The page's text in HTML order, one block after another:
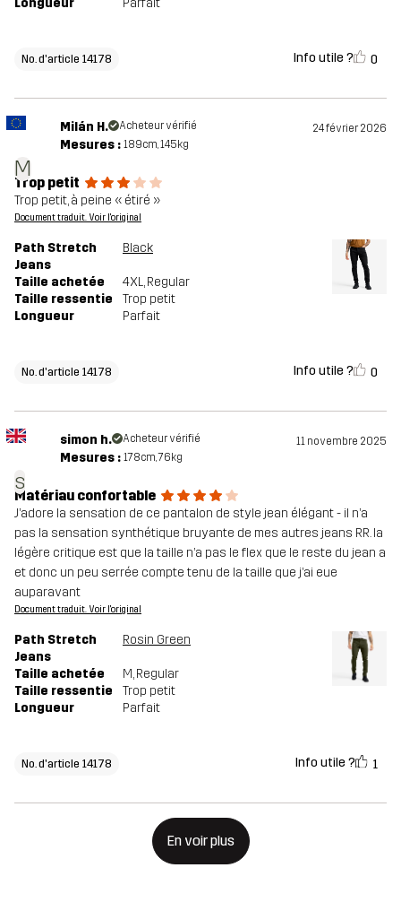
No. d'article 14178 Info utile ? 0
M
Milán H. Acheteur vérifié 24 février 2026
Mesures : 189cm, 145kg
Trop petit
Trop petit, à peine « étiré »
Document traduit. Voir l'original
Path Stretch
Jeans
Black
Taille achetée 4XL, Regular
Taille ressentie
Trop petit
Longueur
Parfait
No. d'article 14178 Info utile ? 0
s
simon h. Acheteur vérifié 11 novembre 2025
Mesures : 178cm, 76kg
Matériau confortable
J’adore la sensation de ce pantalon de style jean élégant - il n’a
pas la sensation synthétique bruyante de mes autres jeans RR. la
légère critique est que la taille n’a pas le flex que le reste du jean a
et donc un peu serrée compte tenu de la taille que j’ai eue
auparavant
Document traduit. Voir l'original
Path Stretch
Jeans
Rosin Green
Taille achetée M, Regular
Taille ressentie
Trop petit
Longueur
Parfait
No. d'article 14178 Info utile ? 1
En voir plus